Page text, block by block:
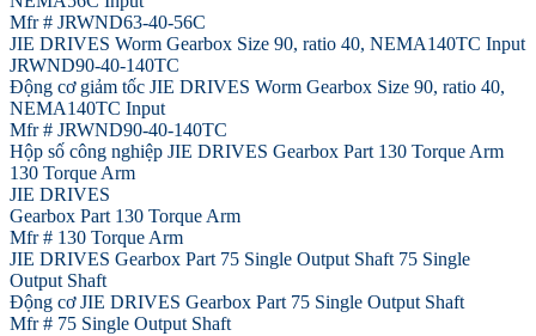
Mfr # JRWND63-40-56C
JIE DRIVES Worm Gearbox Size 90, ratio 40, NEMA140TC Input
JRWND90-40-140TC
Động cơ giảm tốc JIE DRIVES Worm Gearbox Size 90, ratio 40,
NEMA140TC Input
Mfr # JRWND90-40-140TC
Hộp số công nghiệp JIE DRIVES Gearbox Part 130 Torque Arm
130 Torque Arm
JIE DRIVES
Gearbox Part 130 Torque Arm
Mfr # 130 Torque Arm
JIE DRIVES Gearbox Part 75 Single Output Shaft 75 Single
Output Shaft
Động cơ JIE DRIVES Gearbox Part 75 Single Output Shaft
Mfr # 75 Single Output Shaft